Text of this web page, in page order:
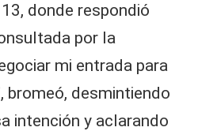
donde respondió
por la
mi entrada para
bromeó, desmintiendo
intención y aclarando